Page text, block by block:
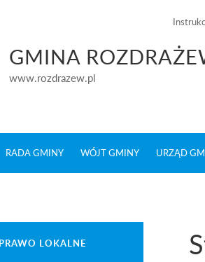
GMINA
www.rozdrazew.pl
RADA GMINY WÓJT GMINY URZĄD
PRAWO LOKALNE